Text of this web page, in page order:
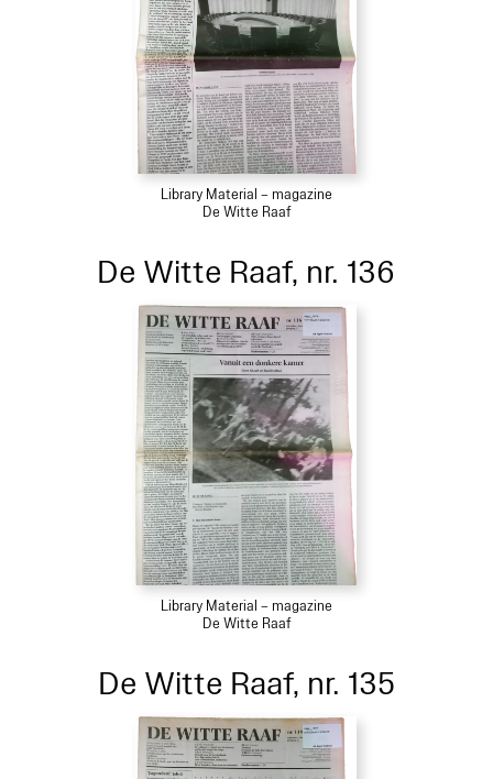
Library Material – magazine
De Witte Raaf
De Witte Raaf, nr. 136
Library Material – magazine
De Witte Raaf
De Witte Raaf, nr. 135